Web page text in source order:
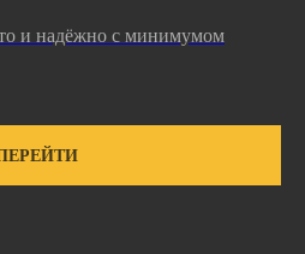
и надёжно с минимумом